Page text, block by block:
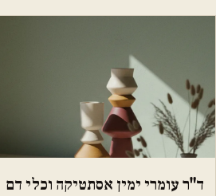
ד"ר עומרי ימין אסתטיקה וכלי דם